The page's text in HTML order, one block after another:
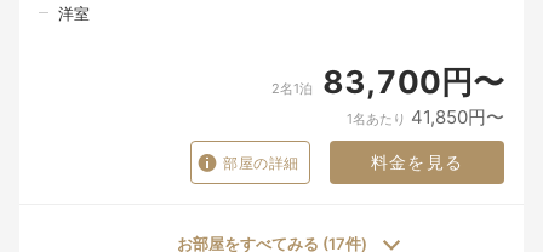
洋室
2名1泊 83,700円〜
1名あたり 41,850円〜
部屋の詳細 料金を見る
お部屋をすべてみる (17件)